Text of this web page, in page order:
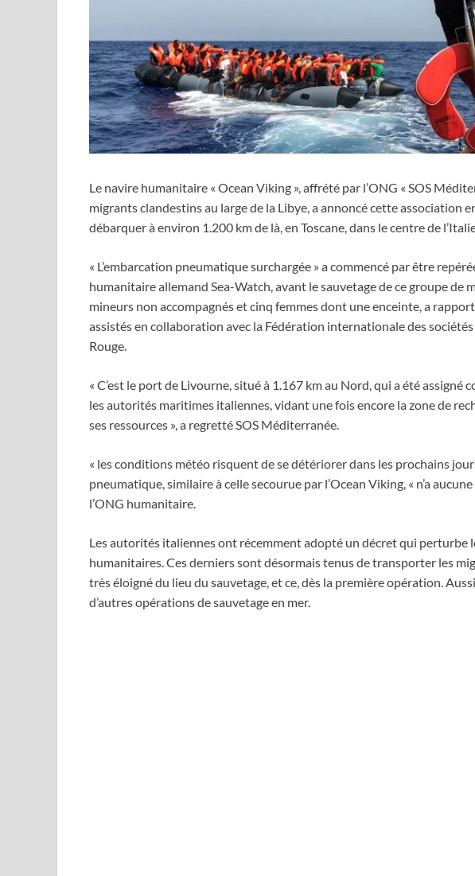
Le navire humanitaire « Ocean Viking », affrété par l’ONG « SOS
migrants clandestins au large de la Libye, a annoncé cette association
débarquer à environ 1.200 km de là, en Toscane, dans le centre de
« L’embarcation pneumatique surchargée » a commencé par être
humanitaire allemand Sea-Watch, avant le sauvetage de ce groupe de
mineurs non accompagnés et cinq femmes dont une enceinte, a
assistés en collaboration avec la Fédération internationale des
Rouge.
« C’est le port de Livourne, situé à 1.167 km au Nord, qui a été assigné
les autorités maritimes italiennes, vidant une fois encore la zone de
ses ressources », a regretté SOS Méditerranée.
« les conditions météo risquent de se détériorer dans les prochains
pneumatique, similaire à celle secourue par l’Ocean Viking, « n’a
l’ONG humanitaire.
Les autorités italiennes ont récemment adopté un décret qui perturbe
humanitaires. Ces derniers sont désormais tenus de transporter les
très éloigné du lieu du sauvetage, et ce, dès la première opération.
d’autres opérations de sauvetage en mer.